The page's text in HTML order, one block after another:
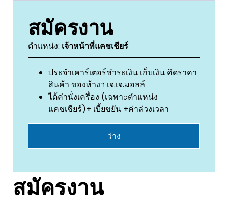
สมัครงาน
ตำแหน่ง: เจ้าหน้าที่แคชเชียร์
ประจำเคาร์เตอร์ชำระเงิน เก็บเงิน คิดราคา
สินค้า ของห้างฯ เจ.เจ.มอลล์
ได้ค่านั่งเครื่อง (เฉพาะตำแหน่ง
แคชเชียร์)+ เบี้ยขยัน +ค่าล่วงเวลา
ว่าง
สมัครงาน